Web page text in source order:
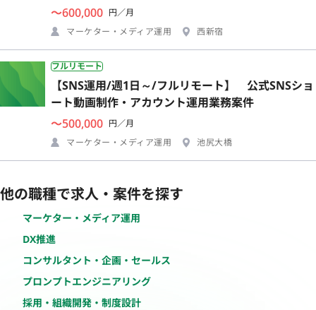
〜600,000 円／月
マーケター・メディア運用
西新宿
フルリモート
【SNS運用/週1日～/フルリモート】 公式SNSショ
ート動画制作・アカウント運用業務案件
〜500,000 円／月
マーケター・メディア運用
池尻大橋
他の職種で求人・案件を探す
マーケター・メディア運用
DX推進
コンサルタント・企画・セールス
プロンプトエンジニアリング
採用・組織開発・制度設計